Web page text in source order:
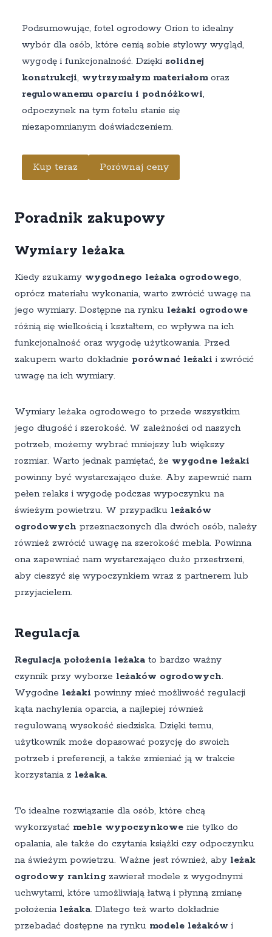
Podsumowując, fotel ogrodowy Orion to idealny
wybór dla osób, które cenią sobie stylowy wygląd,
wygodę i funkcjonalność. Dzięki solidnej
konstrukcji, wytrzymałym materiałomoraz
regulowanemu oparciu i podnóżkowi,
odpoczynek na tym fotelu stanie się
niezapomnianym doświadczeniem.
Kup teraz Porównaj ceny
Poradnik zakupowy
Wymiary leżaka
Kiedy szukamy wygodnego leżaka ogrodowego,
oprócz materiału wykonania, warto zwrócić uwagę na
jego wymiary. Dostępne na rynku leżaki ogrodowe
różnią się wielkością i kształtem, co wpływa na ich
funkcjonalność oraz wygodę użytkowania. Przed
zakupem warto dokładnie porównać leżaki i zwrócić
uwagę na ich wymiary.
Wymiary leżaka ogrodowego to przede wszystkim
jego długość i szerokość. W zależności od naszych
potrzeb, możemy wybrać mniejszy lub większy
rozmiar. Warto jednak pamiętać, że wygodne leżaki
powinny być wystarczająco duże. Aby zapewnić nam
pełen relaks i wygodę podczas wypoczynku na
świeżym powietrzu. W przypadku leżaków
ogrodowych przeznaczonych dla dwóch osób, należy
również zwrócić uwagę na szerokość mebla. Powinna
ona zapewniać nam wystarczająco dużo przestrzeni,
aby cieszyć się wypoczynkiem wraz z partnerem lub
przyjacielem.
Regulacja
Regulacja położenia leżaka to bardzo ważny
czynnik przy wyborze leżaków ogrodowych.
Wygodne leżaki powinny mieć możliwość regulacji
kąta nachylenia oparcia, a najlepiej również
regulowaną wysokość siedziska. Dzięki temu,
użytkownik może dopasować pozycję do swoich
potrzeb i preferencji, a także zmieniać ją w trakcie
korzystania z leżaka.
To idealne rozwiązanie dla osób, które chcą
wykorzystać meble wypoczynkowe nie tylko do
opalania, ale także do czytania książki czy odpoczynku
na świeżym powietrzu. Ważne jest również, aby leżak
ogrodowy ranking zawierał modele z wygodnymi
uchwytami, które umożliwiają łatwą i płynną zmianę
położenia leżaka. Dlatego też warto dokładnie
przebadać dostępne na rynku modele leżaków i